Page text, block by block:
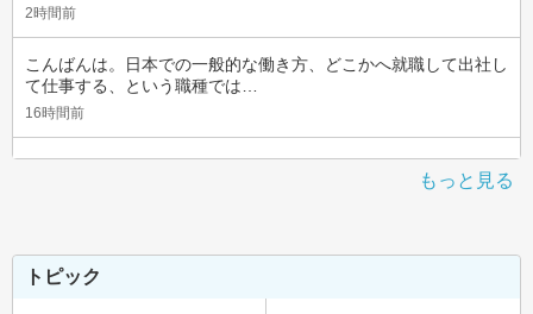
2時間前
こんばんは。日本での一般的な働き方、どこかへ就職して出社し
て仕事する、という職種では…
16時間前
もっと見る
トピック